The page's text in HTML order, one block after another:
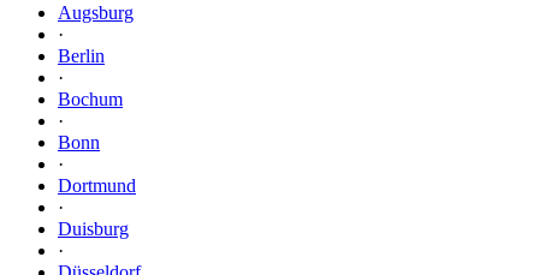
Augsburg
·
Berlin
·
Bochum
·
Bonn
·
Dortmund
·
Duisburg
·